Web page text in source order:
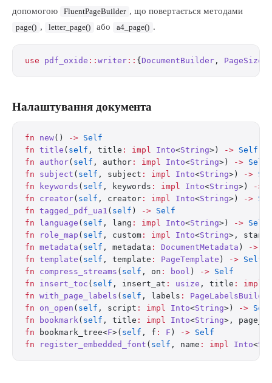
допомогою
FluentPageBuilder , що повертається методами
page() , letter_page() або a4_page() .
use pdf_oxide :: writer :: { DocumentBuilder , PageSize
Налаштування документа
fn new() -> Self
fn title ( self , title : impl Into<String>) -> Self
fn author( self , author : impl Into<String>) -> Self
fn subject ( self , subject : impl Into<String>) ->
fn keywords ( self , keywords : impl Into<String>) ->
fn creator( self , creator : impl Into<String>) ->
fn tagged_pdf_ua1 ( self ) -> Self
fn language ( self , lang : impl Into<String>) -> Self
fn role_map ( self , custom : impl Into<String>,
fn metadata ( self , metadata : DocumentMetadata ) ->
fn template ( self , template : PageTemplate ) -> Self
fn compress_streams ( self , on : bool ) -> Self
fn insert_toc ( self , insert_at : usize , title : impl
fn with_page_labels ( self , labels :
PageLabelsBuilder
fn on_open ( self , script : impl Into<String>) -> Self
fn bookmark( self , title : impl Into<String>,
fn bookmark_tree<F>( self , f : F ) -> Self
fn register_embedded_font ( self , name : impl Into<